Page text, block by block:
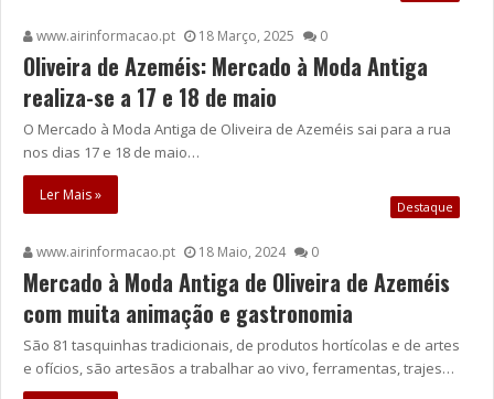
www.airinformacao.pt 18 Março, 2025 0
Oliveira de Azeméis: Mercado à Moda Antiga
realiza-se a 17 e 18 de maio
O Mercado à Moda Antiga de Oliveira de Azeméis sai para a rua
nos dias 17 e 18 de maio…
Ler Mais »
Destaque
www.airinformacao.pt 18 Maio, 2024 0
Mercado à Moda Antiga de Oliveira de Azeméis
com muita animação e gastronomia
São 81 tasquinhas tradicionais, de produtos hortícolas e de artes
e ofícios, são artesãos a trabalhar ao vivo, ferramentas, trajes…